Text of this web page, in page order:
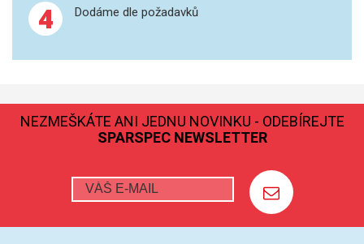
SPEX MLETÍ
GRAFITOVÉ KELÍMKY
MS/SPM
PŘÍSLUŠENSTVÍ PRO MS
AFM SONDY
4 Dodáme dle požadavků
NEZMEŠKÁTE ANI JEDNU NOVINKU - ODEBÍREJTE
SPARSPEC NEWSLETTER